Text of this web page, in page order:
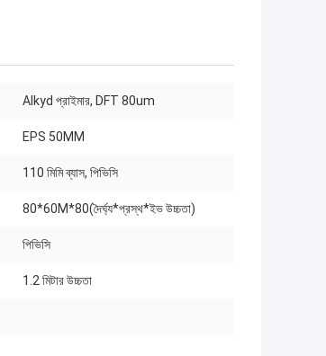
Alkyd প্রাইমার, DFT 80um
EPS 50MM
110 মিমি ব্যাস, পিভিসি
80*60M*80(দৈর্ঘ্য*প্রস্থ*ইভ উচ্চতা)
পিভিসি
1.2 মিটার উচ্চতা